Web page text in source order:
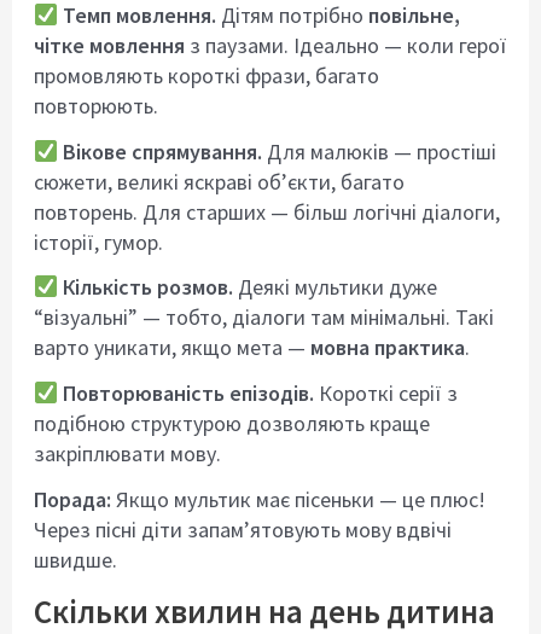
Темп мовлення. Дітям потрібно повільне,
чітке мовлення з паузами. Ідеально — коли герої
промовляють короткі фрази, багато
повторюють.
Вікове спрямування. Для малюків — простіші
сюжети, великі яскраві об’єкти, багато
повторень. Для старших — більш логічні діалоги,
історії, гумор.
Кількість розмов. Деякі мультики дуже
“візуальні” — тобто, діалоги там мінімальні. Такі
варто уникати, якщо мета — мовна практика.
Повторюваність епізодів. Короткі серії з
подібною структурою дозволяють краще
закріплювати мову.
Порада: Якщо мультик має пісеньки — це плюс!
Через пісні діти запам’ятовують мову вдвічі
швидше.
Скільки хвилин на день дитина